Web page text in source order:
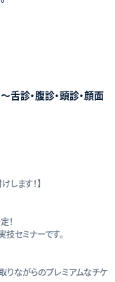
診・腹診・頭診・顔面
します！】
！
セミナーです。
りながらのプレミアムなチケ